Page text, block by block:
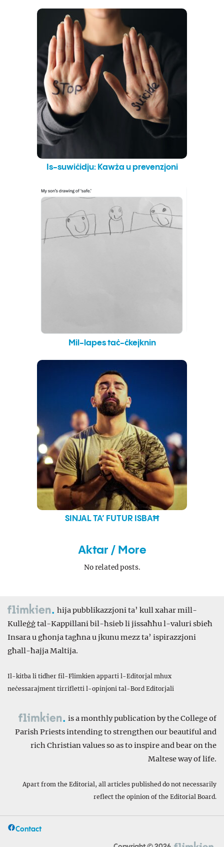
Is-suwiċidju: Kawża u prevenzjoni
Mil-lapes taċ-ċkejknin
SINJAL TA’ FUTUR ISBAĦ
Aktar / More
No related posts.
hija pubblikazzjoni ta’ kull xahar mill-
Kulleġġ tal-Kappillani bil-ħsieb li jissaħħu l-valuri sbieħ
Insara u għonja tagħna u jkunu mezz ta’ ispirazzjoni
għall-ħajja Maltija.
Il-kitba li tidher fil-Flimkien apparti l-Editorjal mhux
neċessarajment tirrifletti l-opinjoni tal-Bord Editorjali
is a monthly publication by the College of
Parish Priests intending to strengthen our beautiful and
rich Christian values so as to inspire and bear on the
Maltese way of life.
Apart from the Editorial, all articles published do not necessarily
reflect the opinion of the Editorial Board.
Facebook
Contact